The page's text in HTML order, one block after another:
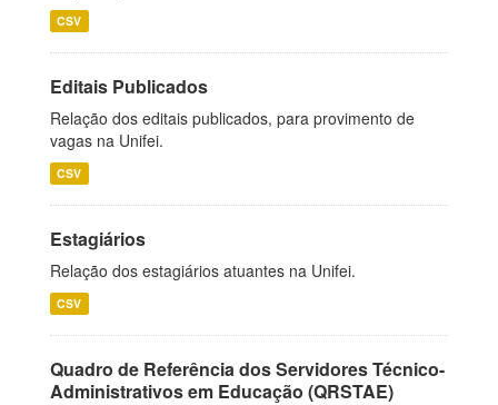
CSV
Editais Publicados
Relação dos editais publicados, para provimento de
vagas na Unifei.
CSV
Estagiários
Relação dos estagiários atuantes na Unifei.
CSV
Quadro de Referência dos Servidores Técnico-
Administrativos em Educação (QRSTAE)